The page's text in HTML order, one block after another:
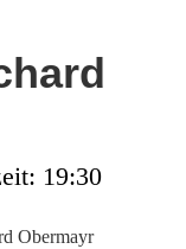
19:30
Obermayr